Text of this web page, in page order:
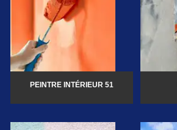
PEINTRE INTÉRIEUR 51